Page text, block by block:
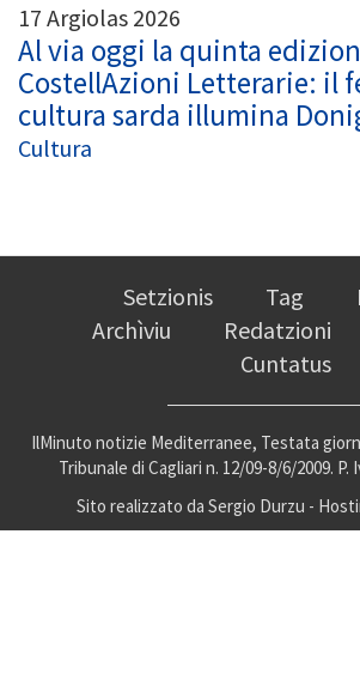
17 Argiolas 2026
Al via oggi la quinta
CostellAzioni Letterarie: il
cultura sarda illumina
Cultura
Setzionis Tag
Archìviu
Redatzioni
Cuntatus
IlMinuto notizie Mediterranee, Testata
Tribunale di Cagliari n. 12/09-8/6/2009. P.
Sito realizzato da Sergio Durzu -